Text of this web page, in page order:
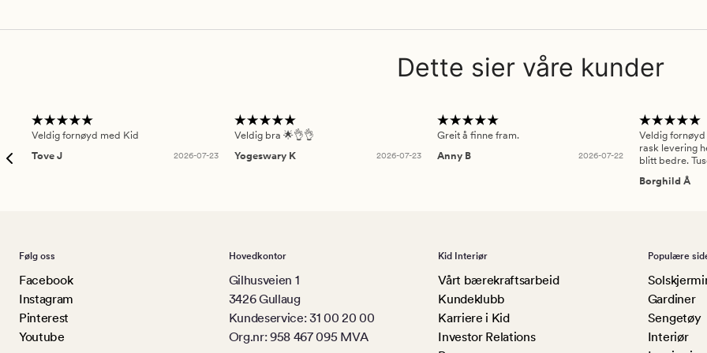
Dette sier våre kunder
Veldig fornøyd med Kid
Tove J
2026-07-23
Veldig bra 🌟👌👌
Yogeswary K
2026-07-23
Greit å finne fram.
Anny B
2026-07-22
Veldig
rask levering
blitt bedre.
Borghild Å
Følg oss
Facebook
Instagram
Pinterest
Youtube
Hovedkontor
Gilhusveien 1
3426 Gullaug
Kundeservice: 31 00 20 00
Org.nr: 958 467 095 MVA
Kid Interiør
Vårt bærekraftsarbeid
Kundeklubb
Karriere i Kid
Investor Relations
Populære
Gardiner
Sengetøy
Interiør